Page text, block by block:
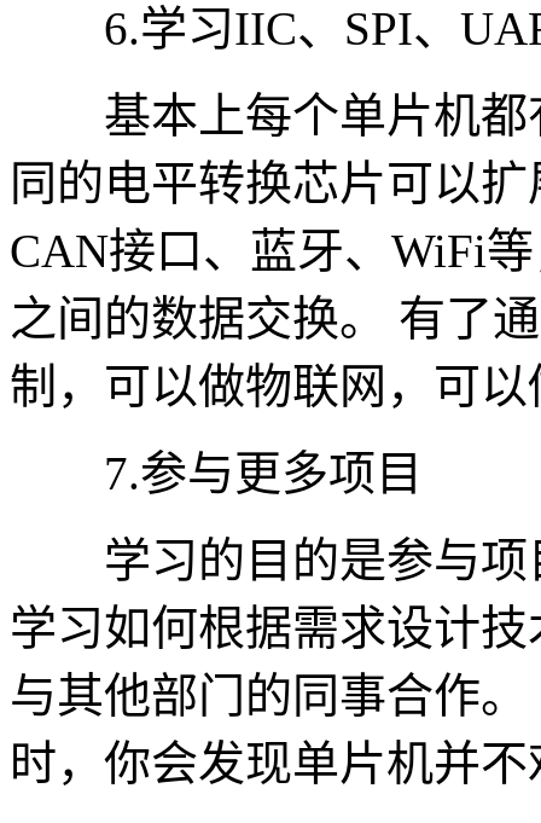
6.学习IIC、SPI、
基本上每个单片机都
同的电平转换芯片可以
CAN接口、蓝牙、WiFi
之间的数据交换。 有了
制，可以做物联网，可
7.参与更多项目
学习的目的是参与项
学习如何根据需求设计
与其他部门的同事合作
时，你会发现单片机并不